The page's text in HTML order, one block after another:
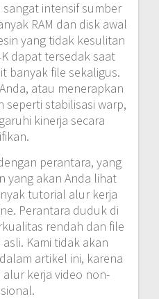
intensif sumber
RAM dan disk awal
yang tidak kesulitan
dapat tersedak saat
banyak file sekaligus.
atau menerapkan
seperti stabilisasi warp,
kinerja secara
perantara, yang
yang akan Anda lihat
tutorial alur kerja
Perantara duduk di
rendah dan file
Kami tidak akan
artikel ini, karena
kerja video non-